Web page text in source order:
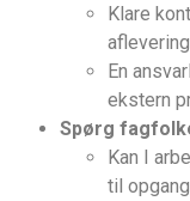
Klare
En
ekstern
Spørg
Kan I
til